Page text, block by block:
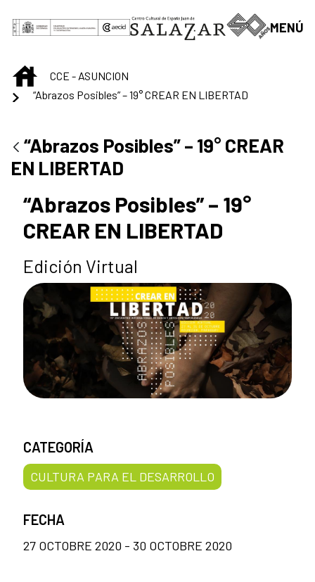
Saltar al contenido principal
MENÚ
INICIOCCE - ASUNCION
“Abrazos Posibles” – 19° CREAR EN LIBERTAD
“Abrazos Posibles” – 19° CREAR
EN LIBERTAD
“Abrazos Posibles” – 19°
CREAR EN LIBERTAD
Edición Virtual
CATEGORÍA
CULTURA PARA EL DESARROLLO
FECHA
27 OCTOBRE 2020 - 30 OCTOBRE 2020